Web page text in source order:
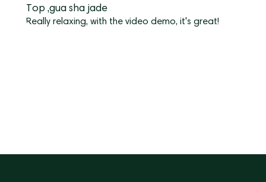
Top ,gua sha jade
Really relaxing, with the video demo, it's great!